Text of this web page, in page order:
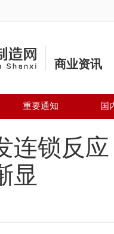
商业资讯
重要通知 国
连锁反
显